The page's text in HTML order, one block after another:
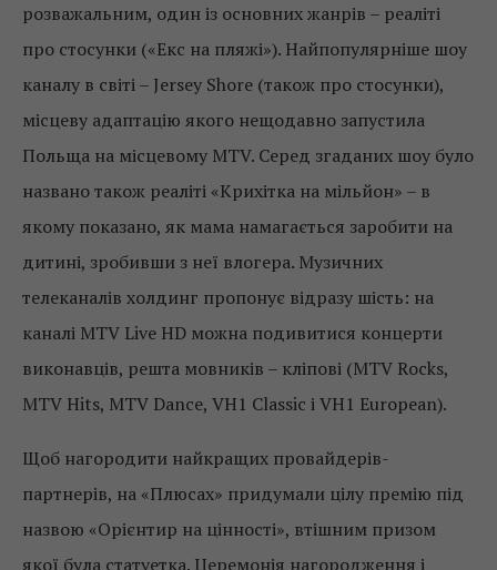
розважальним, один із основних жанрів – реаліті
про стосунки («Екс на пляжі»). Найпопулярніше шоу
каналу в світі – Jersey Shore (також про стосунки),
місцеву адаптацію якого нещодавно запустила
Польща на місцевому MTV. Серед згаданих шоу було
названо також реаліті «Крихітка на мільйон» – в
якому показано, як мама намагається заробити на
дитині, зробивши з неї влогера. Музичних
телеканалів холдинг пропонує відразу шість: на
каналі MTV Live HD можна подивитися концерти
виконавців, решта мовників – кліпові (MTV Rocks,
MTV Hits, MTV Dance, VH1 Classic і VH1 European).
Щоб нагородити найкращих провайдерів-
партнерів, на «Плюсах» придумали цілу премію під
назвою «Орієнтир на цінності», втішним призом
якої була статуетка. Церемонія нагородження і